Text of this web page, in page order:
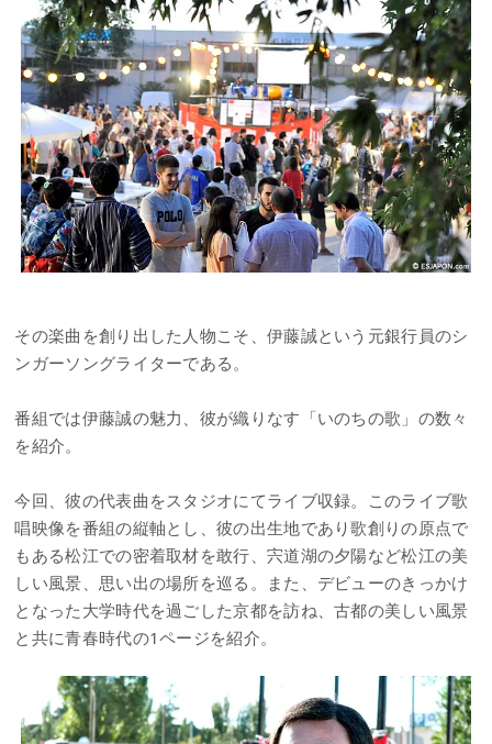
その楽曲を創り出した人物こそ、伊藤誠という元銀行員のシ
ンガーソングライターである。
番組では伊藤誠の魅力、彼が織りなす「いのちの歌」の数々
を紹介。
今回、彼の代表曲をスタジオにてライブ収録。このライブ歌
唱映像を番組の縦軸とし、彼の出生地であり歌創りの原点で
もある松江での密着取材を敢行、宍道湖の夕陽など松江の美
しい風景、思い出の場所を巡る。また、デビューのきっかけ
となった大学時代を過ごした京都を訪ね、古都の美しい風景
と共に青春時代の1ページを紹介。